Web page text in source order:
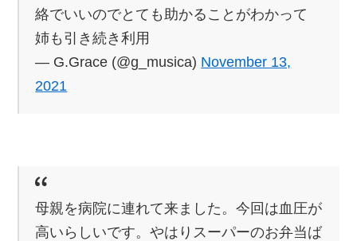
絡でいいのでとても助かることがわかって
姉も引き続き利用
— G.Grace (@g_musica) November 13,
2021
母親を病院に連れて来ました。今回は血圧が
高いらしいです。やはりスーパーのお弁当ば